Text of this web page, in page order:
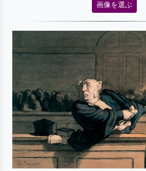
画像を選ぶ